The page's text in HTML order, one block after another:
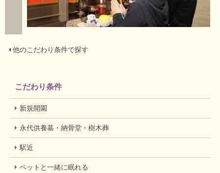
他のこだわり条件で探す
こだわり条件
新規開園
永代供養墓・納骨堂・樹木葬
駅近
ペットと一緒に眠れる